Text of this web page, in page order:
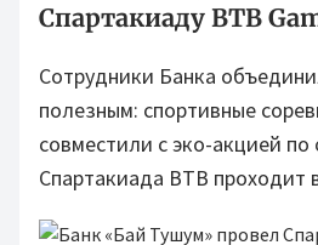
Спартакиаду BTB
Сотрудники Банка
полезным: спортивные
совместили с эко-акцией по
Спартакиада BTB проходит